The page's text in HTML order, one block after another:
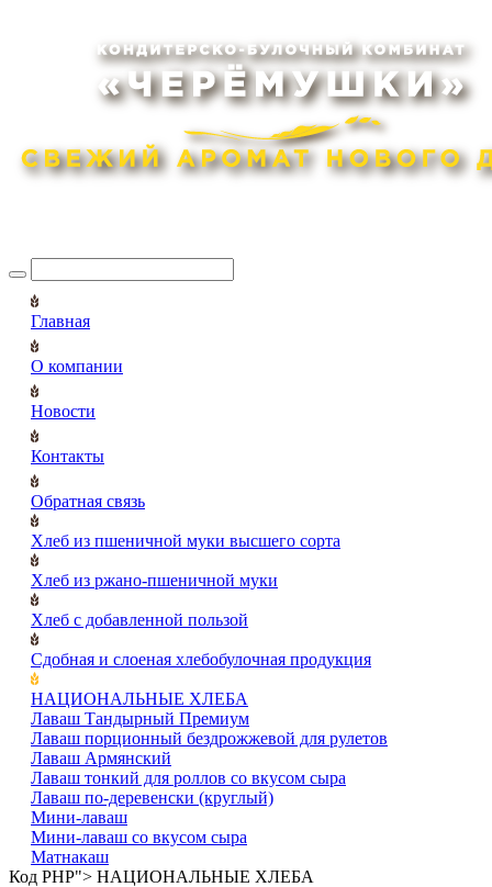
Главная
О компании
Новости
Контакты
Обратная связь
Хлеб из пшеничной муки высшего сорта
Хлеб из ржано-пшеничной муки
Хлеб с добавленной пользой
Сдобная и слоеная хлебобулочная продукция
НАЦИОНАЛЬНЫЕ ХЛЕБА
Лаваш Тандырный Премиум
Лаваш порционный бездрожжевой для рулетов
Лаваш Армянский
Лаваш тонкий для роллов со вкусом сыра
Лаваш по-деревенски (круглый)
Мини-лаваш
Мини-лаваш со вкусом сыра
Матнакаш
Код PHP"> НАЦИОНАЛЬНЫЕ ХЛЕБА